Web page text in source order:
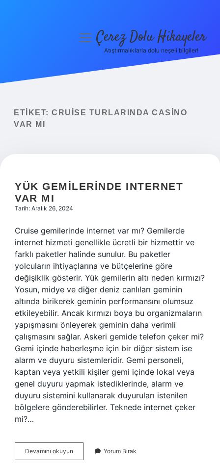
Yasal Uyarı
menüyüÇerez Dolu Hikayeler
Atıştırmalıklarla dolu neşeli bilgiler!
ETIKET: CRUISE TURLARINDA CASINO
VAR MI
YÜK GEMILERINDE INTERNET
VAR MI
Tarih: Aralık 26, 2024
Cruise gemilerinde internet var mı? Gemilerde
internet hizmeti genellikle ücretli bir hizmettir ve
farklı paketler halinde sunulur. Bu paketler
yolcuların ihtiyaçlarına ve bütçelerine göre
değişiklik gösterir. Yük gemilerin altı neden kırmızı?
Yosun, midye ve diğer deniz canlıları geminin
altında birikerek geminin performansını olumsuz
etkileyebilir. Ancak kırmızı boya bu organizmaların
yapışmasını önleyerek geminin daha verimli
çalışmasını sağlar. Askeri gemide telefon çeker mi?
Gemi içinde haberleşme için bir diğer sistem ise
alarm ve duyuru sistemleridir. Gemi personeli,
kaptan veya yetkili kişiler gemi içinde lokal veya
genel duyuru yapmak istediklerinde, alarm ve
duyuru sistemini kullanarak duyuruları istenilen
bölgelere gönderebilirler. Teknede internet çeker
mi?…
Devamını okuyun
Gemilerinde
Yorum Bırak